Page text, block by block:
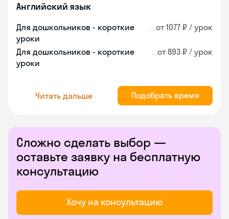
Английский язык
Для дошкольников - короткие
уроки
от 1077 ₽ / урок
Для дошкольников - короткие
уроки
от 893 ₽ / урок
Читать дальше Подобрать время
Сложно сделать выбор —
оставьте заявку на бесплатную
консультацию
Хочу на консультацию